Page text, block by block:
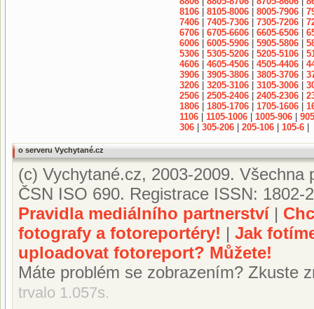
8106
8105-8006 8005-7906
7406
7405-7306 7305-7206
6706
6705-6606 6605-6506
6006
6005-5906 5905-5806
5306
5305-5206 5205-5106
4606
4605-4506 4505-4406
3906
3905-3806 3805-3706
3206
3205-3106 3105-3006
2506
2505-2406 2405-2306
1806
1805-1706 1705-1606
1106
1105-1006 1005-906
306
305-206 205-106 105-6
o serveru Vychytané.cz
(c) Vychytané.cz, 2003-2009.
ČSN ISO 690. Registrace ISSN: 1802-
Pravidla mediálního partnerství|
fotografy a fotoreportéry! | Jak
uploadovat fotoreport? Můžete!
Máte problém se zobrazením? Zkuste
trvalo 1.057s.